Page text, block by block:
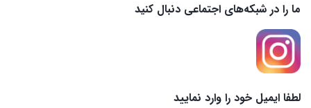
ما را در شبکه‌های اجتماعی دنبال کنید
لطفا ایمیل خود را وارد نمایید